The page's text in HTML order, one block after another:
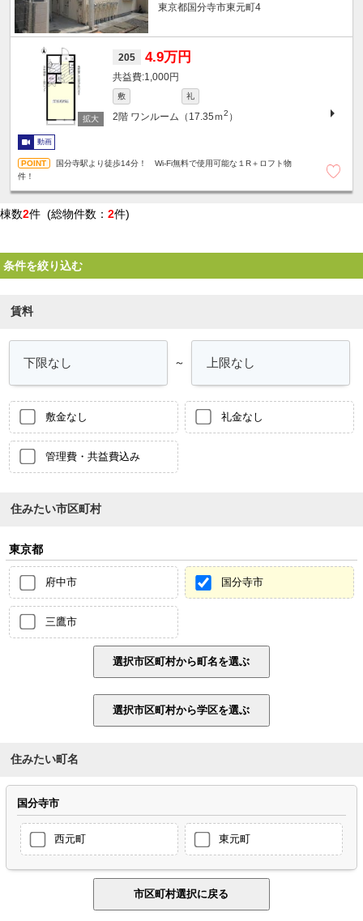
東京都国分寺市東元町4
205 4.9万円
1,000円
敷 礼
2階 ワンルーム（17.35ｍ2 ）
動画
国分寺駅より徒歩14分！ Wi-Fi無料で使用可能な１R＋ロフト物
件！
棟数2件 (総物件数： 2件)
条件を絞り込む
賃料
～
敷金なし 礼金なし
管理費・共益費込み
住みたい市区町村
東京都
府中市 国分寺市
三鷹市
住みたい町名
国分寺市
西元町 東元町